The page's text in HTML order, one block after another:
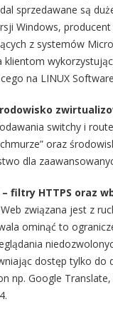
sprzedawane są
Windows,
z systemów
klientom
na LINUX
switchy i
oraz
dla
filtry HTTPS oraz
związana jest z
ominąć to
dostęp tylko
np. Google